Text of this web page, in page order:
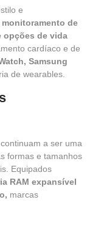
e
monitoramento de
opções de vida
cardíaco e de
Samsung
de wearables.
a ser uma
formas e tamanhos
Equipados
RAM expansível
marcas